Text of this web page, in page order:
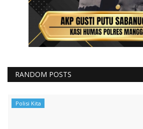
RANDOM POSTS
Polisi Kita